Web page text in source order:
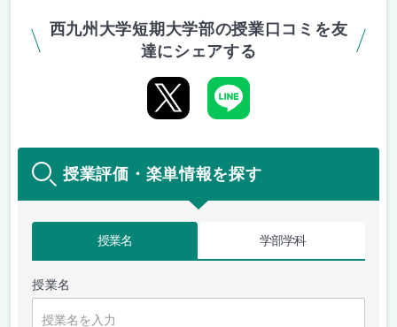
西九州大学短期大学部の授業口コミを友
達にシェアする
授業評価・楽単情報を探す
授業名 学部学科
授業名